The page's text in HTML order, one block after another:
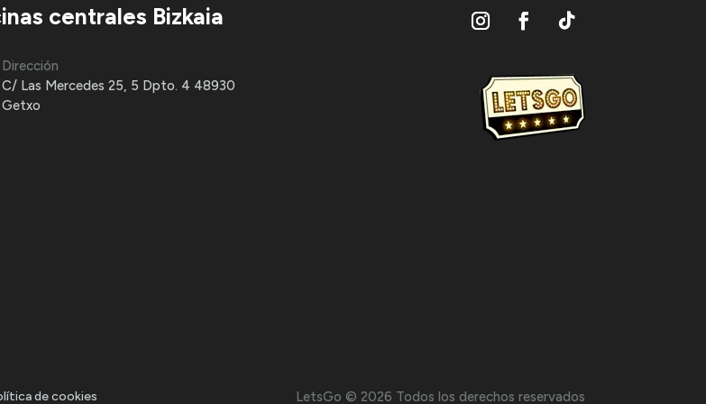
centrales Bizkaia
Dirección
C/ Las Mercedes 25, 5 Dpto. 4 48930
Getxo
de cookies LetsGo © 2026 Todos los derechos reservados